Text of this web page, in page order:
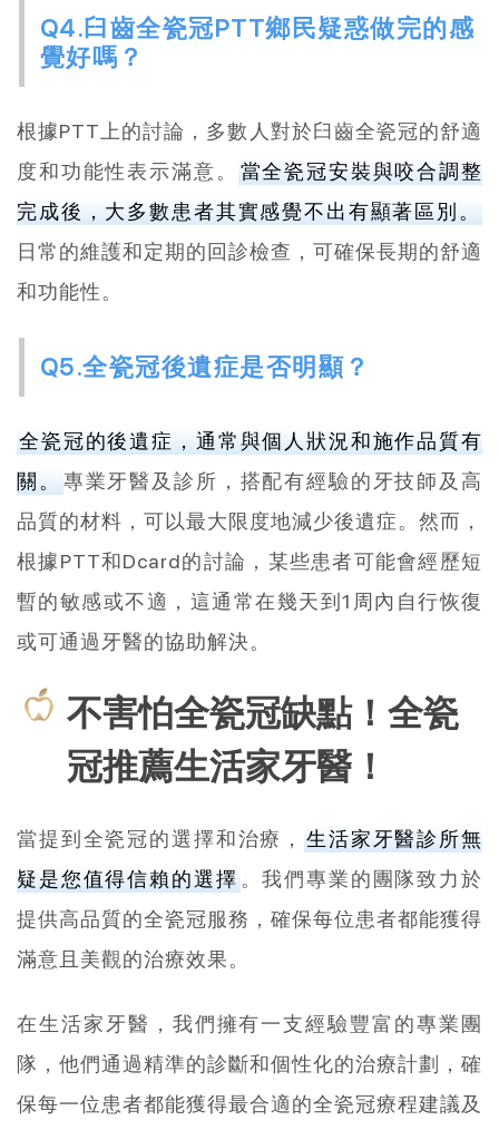
Q4.臼齒全瓷冠PTT鄉民疑惑做完的感
覺好嗎？
根據PTT上的討論，多數人對於臼齒全瓷冠的舒適
度和功能性表示滿意。
當全瓷冠安裝與咬合調整
完成後，大多數患者其實感覺不出有顯著區別。
日常的維護和定期的回診檢查，可確保長期的舒適
和功能性。
Q5.全瓷冠後遺症是否明顯？
全瓷冠的後遺症，通常與個人狀況和施作品質有
關。
專業牙醫及診所，搭配有經驗的牙技師及高
品質的材料，可以最大限度地減少後遺症。然而，
根據PTT和Dcard的討論，某些患者可能會經歷短
暫的敏感或不適，這通常在幾天到1周內自行恢復
或可通過牙醫的協助解決。
不害怕全瓷冠缺點！全瓷
冠推薦生活家牙醫！
當提到全瓷冠的選擇和治療， 生活家牙醫診所無
疑是您值得信賴的選擇 。我們專業的團隊致力於
提供高品質的全瓷冠服務，確保每位患者都能獲得
滿意且美觀的治療效果。
在生活家牙醫，我們擁有一支經驗豐富的專業團
隊，他們通過精準的診斷和個性化的治療計劃，確
保每一位患者都能獲得最合適的全瓷冠療程建議及